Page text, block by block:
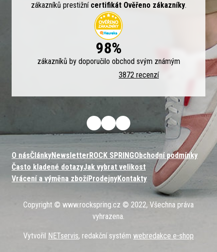
zákazníků prestižní certifikát Ověřeno zákazníky.
98%
zákazníků by doporučilo obchod svým známým
3872 recenzí
O násČlánkyNewsletterROCK SPRINGObchodní podmínky
Často kladené dotazyJak vybrat velikost
Vrácení a výměna zbožíProdejnyKontakty
Copyright © www.rockspring.cz © 2022, Všechna práva
vyhrazena.
Vytvořil NETservis, redakční systém webredakce e-shop